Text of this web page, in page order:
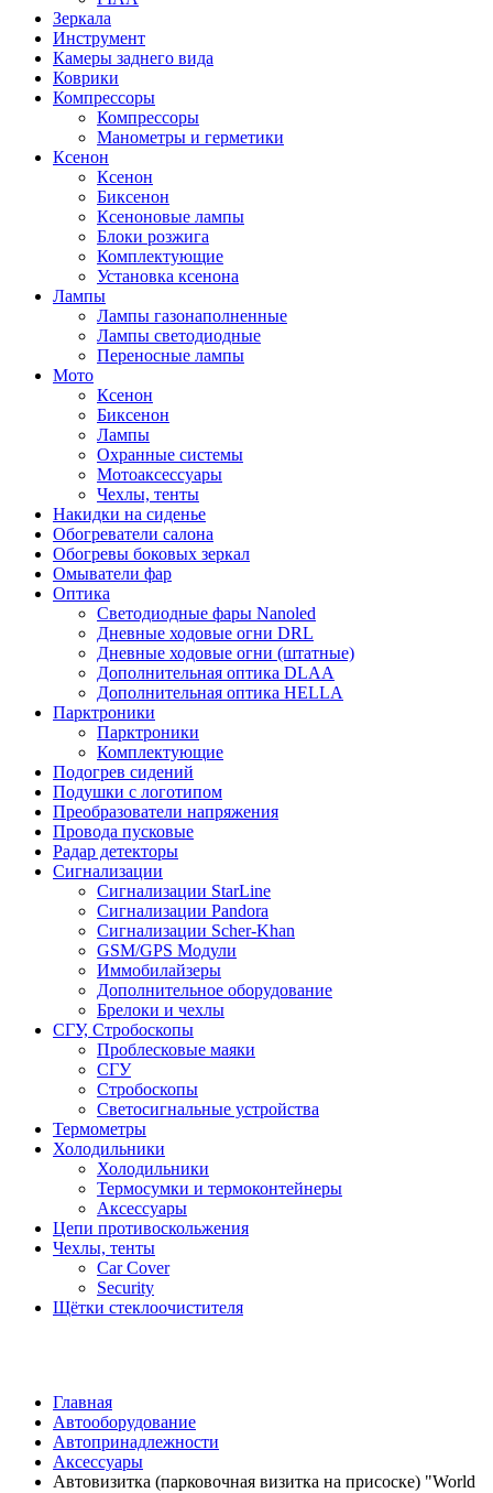
Зеркала
Инструмент
Камеры заднего вида
Коврики
Компрессоры
Компрессоры
Манометры и герметики
Ксенон
Ксенон
Биксенон
Ксеноновые лампы
Блоки розжига
Комплектующие
Установка ксенона
Лампы
Лампы газонаполненные
Лампы светодиодные
Переносные лампы
Мото
Ксенон
Биксенон
Лампы
Охранные системы
Мотоаксессуары
Чехлы, тенты
Накидки на сиденье
Обогреватели салона
Обогревы боковых зеркал
Омыватели фар
Оптика
Светодиодные фары Nanoled
Дневные ходовые огни DRL
Дневные ходовые огни (штатные)
Дополнительная оптика DLAA
Дополнительная оптика HELLA
Парктроники
Парктроники
Комплектующие
Подогрев сидений
Подушки с логотипом
Преобразователи напряжения
Провода пусковые
Радар детекторы
Сигнализации
Сигнализации StarLine
Сигнализации Pandora
Сигнализации Scher-Khan
GSM/GPS Модули
Иммобилайзеры
Дополнительное оборудование
Брелоки и чехлы
СГУ, Стробоскопы
Проблесковые маяки
СГУ
Стробоскопы
Светосигнальные устройства
Термометры
Холодильники
Холодильники
Термосумки и термоконтейнеры
Аксессуары
Цепи противоскольжения
Чехлы, тенты
Car Cover
Security
Щётки стеклоочистителя
Главная
Автооборудование
Автопринадлежности
Аксессуары
Автовизитка (парковочная визитка на присоске) "World